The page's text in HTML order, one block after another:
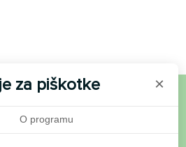
imate
za piškotke ×
O programu